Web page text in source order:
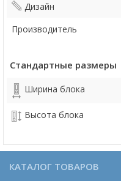
Дизайн
Производитель
Стандартные размеры
Ширина блока
Высота блока
КАТАЛОГ ТОВАРОВ